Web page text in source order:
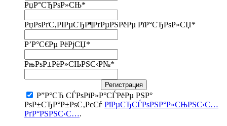
РџР°СЂРѕР»СЊ*
РџРѕРґС‚РІРµСЂР¶РґРµРЅРёРµ РїР°СЂРѕР»СЏ*
Р’Р°С€Рµ РёРјСЏ*
РњРѕР±РёР»СЊРЅС‹Р№*
Регистрация
Р”Р°СЋ СЃРѕРіР»Р°СЃРёРµ РЅР°
РѕР±СЂР°Р±РѕС‚РєСѓ РїРµСЂСЃРѕРЅР°Р»СЊРЅС‹С…
РґР°РЅРЅС‹С….